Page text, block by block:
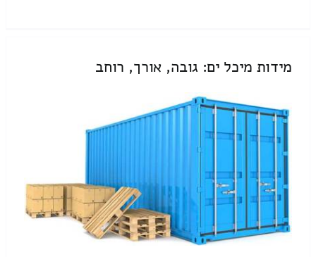
מידות מיכל ים: גובה, אורך, רוחב